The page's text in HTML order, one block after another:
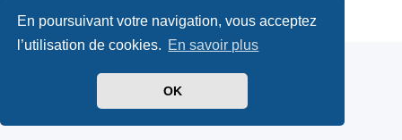
En poursuivant votre navigation, vous acceptez
l’utilisation de cookies. En savoir plus
OK
Confidentialité| Conditions